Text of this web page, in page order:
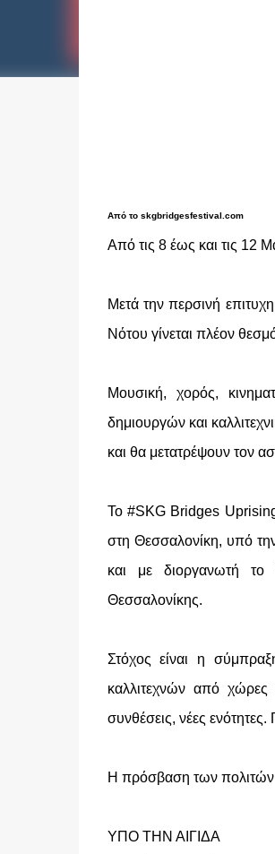
Από το skgbridgesfestival.com
Από τις 8 έως και τις 12
Μετά την περσινή
Νότου γίνεται πλέον
Μουσική, χορός,
δημιουργών και
και θα μετατρέψουν τον
Το #SKG Bridges Uprising
στη Θεσσαλονίκη, υπό
και με διοργανωτή το
Θεσσαλονίκης.
Στόχος είναι η
καλλιτεχνών από
συνθέσεις, νέες ενότητες.
Η πρόσβαση των πολιτών
ΥΠΟ ΤΗΝ ΑΙΓΙΔΑ